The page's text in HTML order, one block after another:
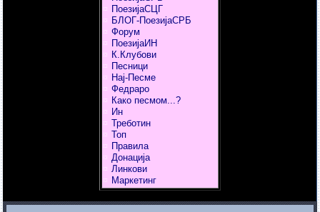
ПоезијаСЦГ
БЛОГ-ПоезијаСРБ
Форум
ПоезијаИН
К.Клубови
Песници
Нај-Песме
Федраро
Како песмом...?
Ин
Треботин
Топ
Правила
Донација
Линкови
Маркетинг